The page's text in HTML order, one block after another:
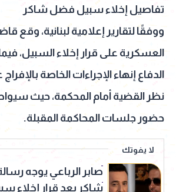
تفاصيل إخلاء سبيل فضل شاكر
ووفقًا لتقارير إعلامية لبنانية، وقع
العسكرية على قرار إخلاء السبيل،
الدفاع إنهاء الإجراءات الخاصة
نظر القضية أمام المحكمة، حيث
حضور جلسات المحاكمة المقبلة.
لا يفوتك
صابر الرباعي يوجه
شاكر بعد قرار إخلاء